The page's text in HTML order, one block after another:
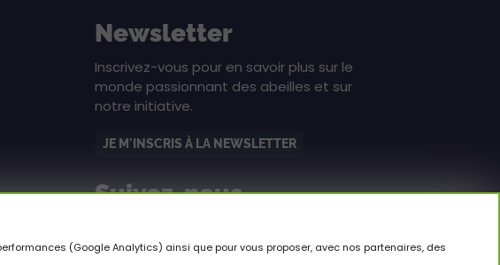
(Google Analytics) ainsi que pour vous proposer, avec nos partenaires, des
Newsletter
Inscrivez-vous pour en savoir plus sur le
monde passionnant des abeilles et sur
notre initiative.
JE M'INSCRIS À LA NEWSLETTER
Suivez-nous